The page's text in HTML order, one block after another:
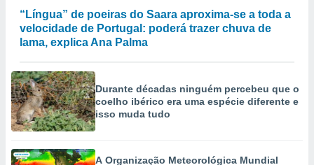
“Língua” de poeiras do Saara aproxima-se a toda a
velocidade de Portugal: poderá trazer chuva de
lama, explica Ana Palma
Durante décadas ninguém percebeu que o
coelho ibérico era uma espécie diferente e
isso muda tudo
A Organização Meteorológica Mundial